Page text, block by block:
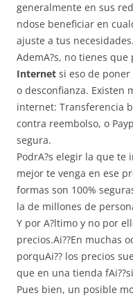
generalmente en sus
ndose beneficiar en
ajuste a tus necesidades.
AdemA?s, no tienes
Internet si eso de
o desconfianza. Existen
internet: Transferencia
contra reembolso, o
segura.
PodrA?s elegir la que te
mejor te venga en ese
formas son 100%
la de millones de
Y por A?ltimo y no por
precios.Ai??En muchas
porquAi?? los precios
que en una tienda
Pues bien, un posible